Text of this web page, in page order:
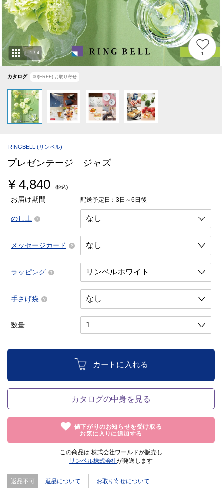
カタログ 00(FREE) お取り寄せ
1 / 4 1
RINGBELL (リンベル)
プレゼンテージ ジャズ
¥ 4,840 (税込)
お届け期間 配送予定日：3日～6日後
のし上
メッセージカード
ラッピング
手さげ袋
数量
カートに入れる
カタログの中身を見る
値下がりのお知らせを受け取る
お気に入りに追加する
この商品は 株式会社ワールドが販売し
リンベル株式会社が発送します
返品不可 返品について お取り寄せについて